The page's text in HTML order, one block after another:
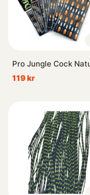
Pro Jungle Cock
119 kr